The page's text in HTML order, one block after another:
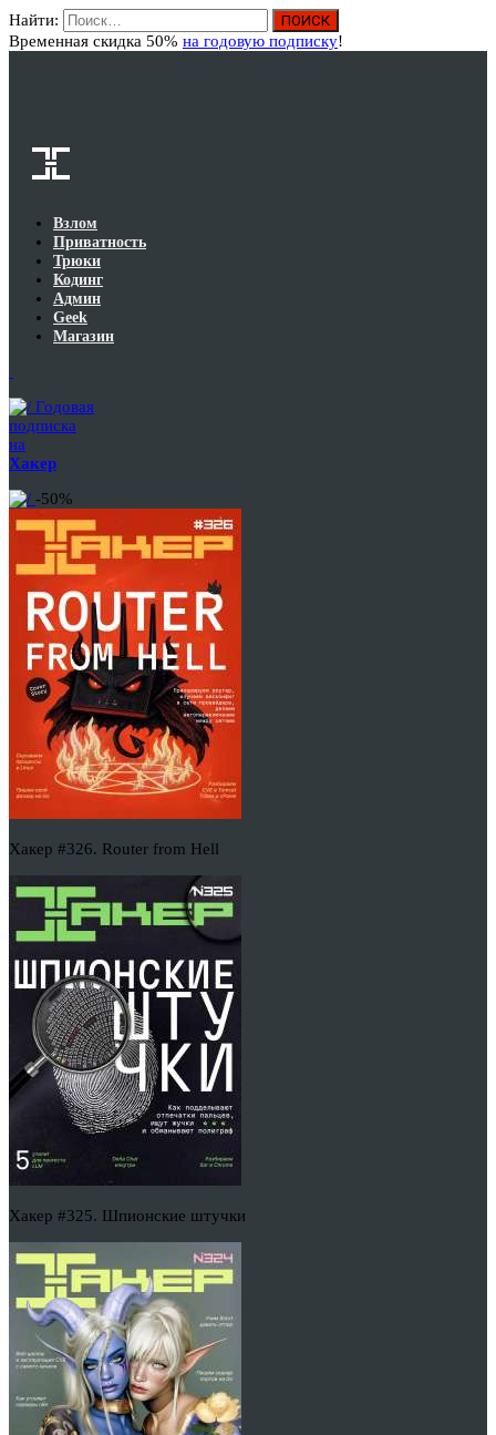
Найти:
Временная скидка 50% на годовую подписку!
Взлом
Приватность
Трюки
Кодинг
Админ
Geek
Магазин
Годовая
подписка
на
Хакер
-50%
Хакер #326. Router from Hell
Хакер #325. Шпионские штучки